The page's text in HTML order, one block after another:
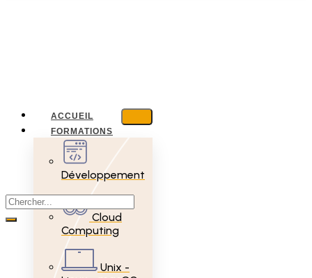
ACCUEIL
FORMATIONS
Développement
Cloud
Computing
Unix -